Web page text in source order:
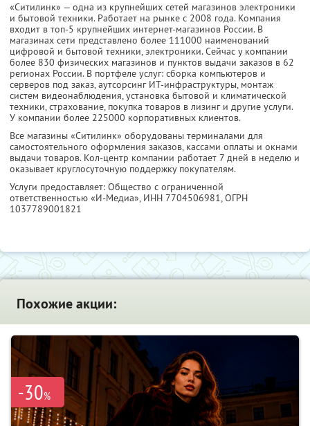
«Ситилинк» — одна из крупнейших сетей магазинов электроники
и бытовой техники. Работает на рынке с 2008 года. Компания
входит в топ-5 крупнейших интернет-магазинов России. В
магазинах сети представлено более 111000 наименований
цифровой и бытовой техники, электроники. Сейчас у компании
более 830 физических магазинов и пунктов выдачи заказов в 62
регионах России. В портфеле услуг: сборка компьютеров и
серверов под заказ, аутсорсинг ИТ-инфраструктуры, монтаж
систем видеонаблюдения, установка бытовой и климатической
техники, страхование, покупка товаров в лизинг и другие услуги.
У компании более 225000 корпоративных клиентов.
Все магазины «Ситилинк» оборудованы терминалами для
самостоятельного оформления заказов, кассами оплаты и окнами
выдачи товаров. Кол-центр компании работает 7 дней в неделю и
оказывает круглосуточную поддержку покупателям.
Услуги предоставляет: Общество с ограниченной
ответственностью «И-Медиа», ИНН 7704506981, ОГРН
1037789001821
Похожие акции:
-30%